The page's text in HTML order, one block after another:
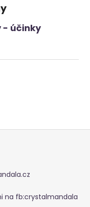
- účinky
na fb:crystalmandala